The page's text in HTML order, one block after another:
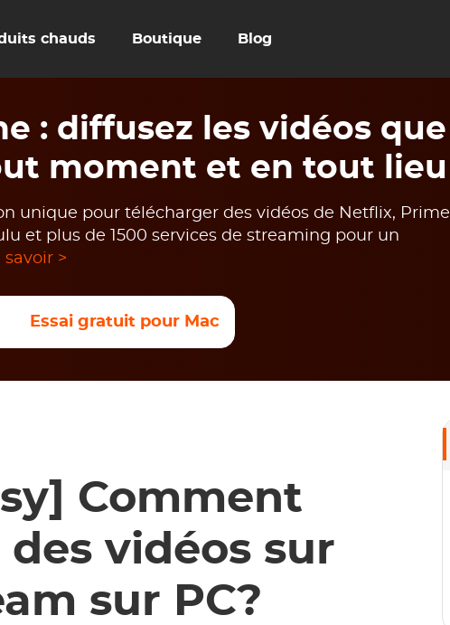
chauds Boutique Blog
: diffusez les vidéos que
moment et en tout lieu
unique pour télécharger des vidéos de Netflix, Prime
et plus de 1500 services de streaming pour un
savoir >
Essai gratuit pour Mac
Comment
vidéos sur
sur PC?